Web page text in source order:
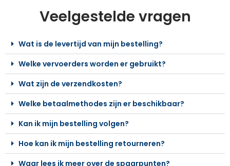
Veelgestelde vragen
Wat is de levertijd van mijn bestelling?
Welke vervoerders worden er gebruikt?
Wat zijn de verzendkosten?
Welke betaalmethodes zijn er beschikbaar?
Kan ik mijn bestelling volgen?
Hoe kan ik mijn bestelling retourneren?
Waar lees ik meer over de spaarpunten?